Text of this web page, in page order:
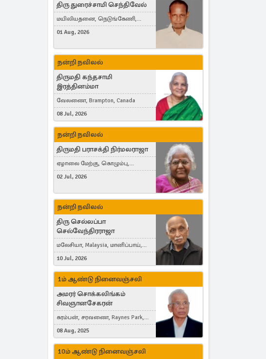
திரு துரைச்சாமி செந்திவேல்
மயிலியதனை, நெடுங்கேணி,
கம்பர்மலை
01 Aug, 2026
நன்றி நவிலல்
திருமதி கந்தசாமி
இரத்தினம்மா
வேலணை, Brampton, Canada
08 Jul, 2026
நன்றி நவிலல்
திருமதி பராசக்தி நிர்மலராஜா
ஏழாலை மேற்கு, கொழும்பு,
தங்காலை, London, United Kingdom
02 Jul, 2026
நன்றி நவிலல்
திரு செல்லப்பா
செல்வேந்திரராஜா
மலேசியா, Malaysia, மானிப்பாய்,
Duisburg, Germany, London, United
Kingdom
10 Jul, 2026
1ம் ஆண்டு நினைவஞ்சலி
அமரர் சொக்கலிங்கம்
சிவஞானசேகரன்
கரம்பன், சரவணை, Raynes Park,
London, United Kingdom
08 Aug, 2025
10ம் ஆண்டு நினைவஞ்சலி